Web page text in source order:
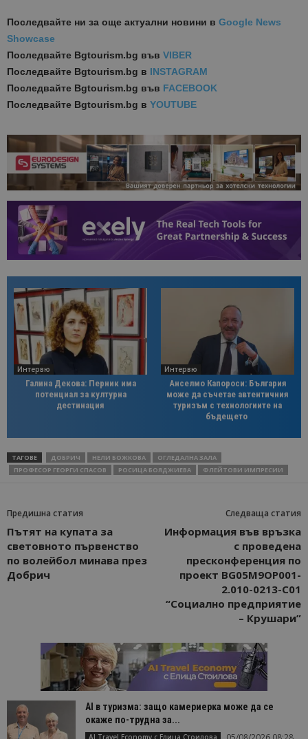
Последвайте ни за още актуални новини в Google News
Showcase
Последвайте Bgtourism.bg във VIBER
Последвайте Bgtourism.bg в INSTAGRAM
Последвайте Bgtourism.bg във FACEBOOK
Последвайте Bgtourism.bg в YOUTUBE
Интервю
Галина Декова: Перник има
потенциал за културна
дестинация
Интервю
Анселмо Капороси: България
може да съчетае автентичния
туризъм с технологиите на
бъдещето
ТАГОВЕ ДОБРИЧ НЕЛИ БОЖКОВА
ОГЛЕДАЛНА ЗАЛА
ПРОФЕСОР ГЕОРГИ СПАСОВ
РОСИЦА БОЯДЖИЕВА ФЛЕЙТОВИ ИМПРЕСИИ
Предишна статия
Пътят на купата за
световното първенство
по волейбол минава през
Добрич
Следваща статия
Информация във връзка
с проведена
пресконференция по
проект BG05M9OP001-
2.010-0213-C01
“Социално предприятие
– Крушари”
AI в туризма: защо камериерка може да се
окаже по-трудна за...
AI Travel Economy с Елица Стоилова